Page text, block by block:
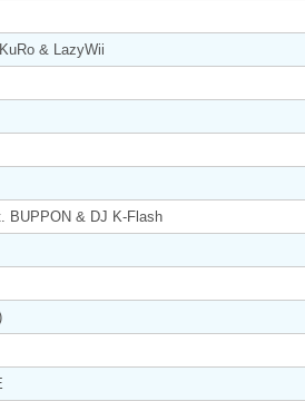
& LazyWii
BUPPON & DJ K-Flash